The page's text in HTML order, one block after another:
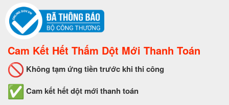
Cam Kết Hết Thấm Dột Mới Thanh Toán
Không tạm ứng tiền trước khi thi công
Cam kết hết dột mới thanh toán